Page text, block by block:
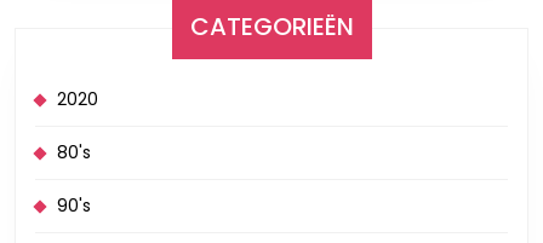
CATEGORIEËN
2020
80's
90's